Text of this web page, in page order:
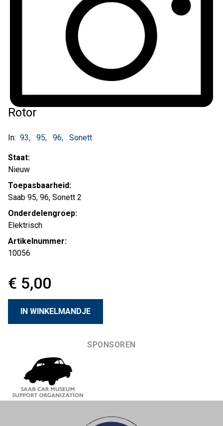
Rotor
In: 93 95 96 Sonett
Staat:
Nieuw
Toepasbaarheid:
Saab 95, 96, Sonett 2
Onderdelengroep:
Elektrisch
Artikelnummer:
10056
€ 5,00
SPONSOREN